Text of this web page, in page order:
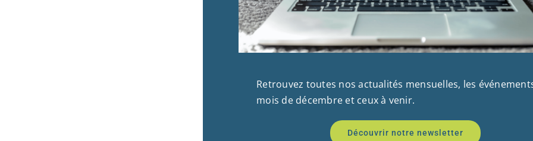
Retrouvez toutes nos actualités mensuelles, les
mois de décembre et ceux à venir.
Découvrir notre newsletter